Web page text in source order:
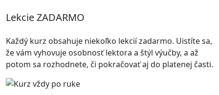
Lekcie ZADARMO
Každý kurz obsahuje niekoľko lekcií zadarmo. Uistíte sa,
že vám vyhovuje osobnosť lektora a štýl výučby, a až
potom sa rozhodnete, či pokračovať aj do platenej časti.